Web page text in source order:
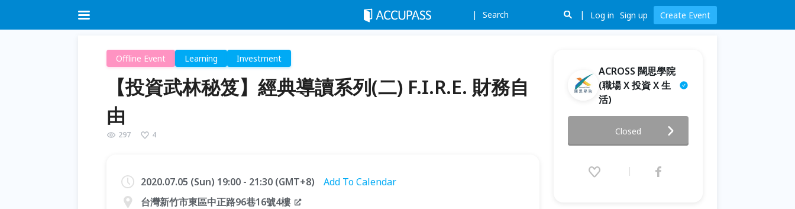
Search Log in Sign up Create Event
Offline Event Learning Investment
【投資武林秘笈】經典導讀系列(二) F.I.R.E. 財務自
由
297 4
2020.07.05 (Sun) 19:00 - 21:30 (GMT+8)
Add To Calendar
台灣新竹市東區中正路96巷16號4樓
ACROSS 闊思學院
(職場 X 投資 X 生
活)
(二) F.I.R.E. 財務自由
2020.07.05 (Sun) 19:00 - 21:30
Closed